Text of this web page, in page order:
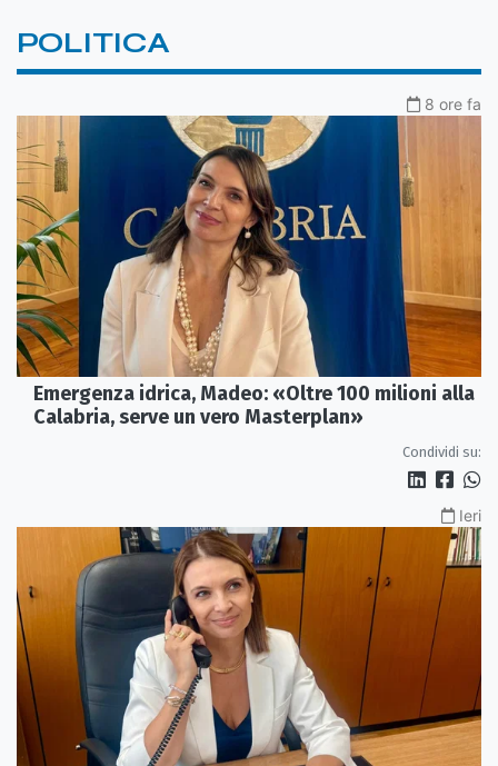
POLITICA
8 ore fa
Emergenza idrica, Madeo: «Oltre 100 milioni alla
Calabria, serve un vero Masterplan»
Condividi su:
Ieri